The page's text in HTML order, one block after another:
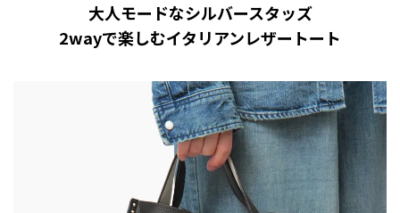
大人モードなシルバースタッズ
2wayで楽しむイタリアンレザートート